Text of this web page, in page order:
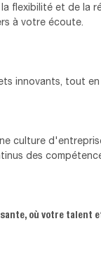
flexibilité et de la
à votre écoute.
innovants, tout
culture
des
où votre